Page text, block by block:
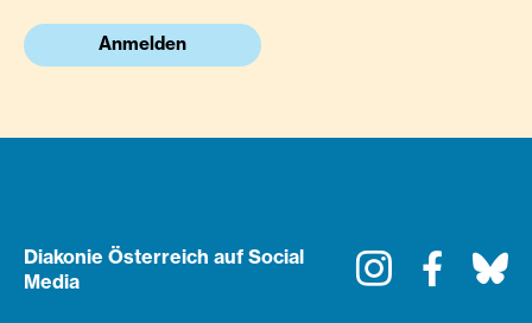
Anmelden
Diakonie Österreich auf Social
Media
Instagram